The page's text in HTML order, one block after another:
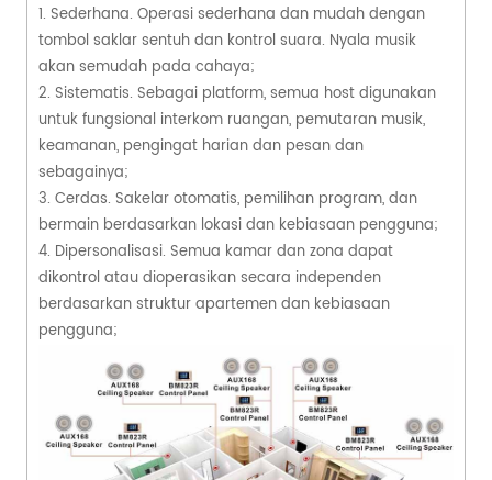
1. Sederhana. Operasi sederhana dan mudah dengan
tombol saklar sentuh dan kontrol suara. Nyala musik
akan semudah pada cahaya;
2. Sistematis. Sebagai platform, semua host digunakan
untuk fungsional interkom ruangan, pemutaran musik,
keamanan, pengingat harian dan pesan dan
sebagainya;
3. Cerdas. Sakelar otomatis, pemilihan program, dan
bermain berdasarkan lokasi dan kebiasaan pengguna;
4. Dipersonalisasi. Semua kamar dan zona dapat
dikontrol atau dioperasikan secara independen
berdasarkan struktur apartemen dan kebiasaan
pengguna;